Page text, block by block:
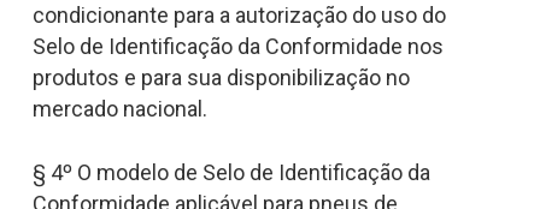
condicionante para a autorização do uso do
Selo de Identificação da Conformidade nos
produtos e para sua disponibilização no
mercado nacional.
§ 4º O modelo de Selo de Identificação da
Conformidade aplicável para pneus de